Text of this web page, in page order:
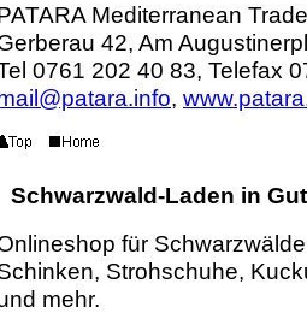
Mediterranean Trade
42, Am
0761 202 40 83, Telefax
,
Schwarzwald-Laden in
für
Strohschuhe,
mehr.